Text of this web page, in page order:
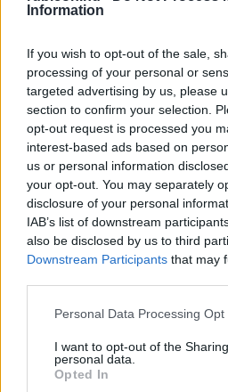
Information
If you wish to opt-out of the sale,
processing of your personal or
targeted advertising by us, please
section to confirm your selection.
opt-out request is processed you
interest-based ads based on
us or personal information
your opt-out. You may separately
disclosure of your personal
IAB’s list of downstream
also be disclosed by us to third
Downstream Participants that may
Please note that this website/app
not limited to your visit or usage
grant or deny consent to Google
use your data for below specified
Personal Data Processing Opt
I want to opt-out of the
personal data.
Opted In
Pritz Pál
Végzetes út
Dombrády Lóránd
Országgyarapítás
Ablonczy Balázs
Vissza a politikába
Ablonczy Balázs
Jellem és viszonyok